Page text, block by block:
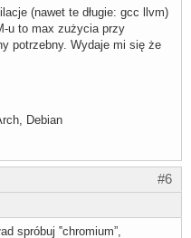
(nawet te długie: gcc llvm)
u to max zużycia przy
potrzebny. Wydaje mi się że
Debian
#6
spróbuj ‟chromium”,